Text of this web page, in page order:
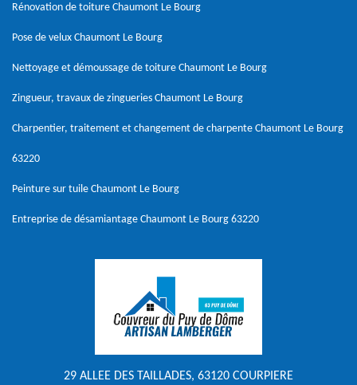
Rénovation de toiture Chaumont Le Bourg
Pose de velux Chaumont Le Bourg
Nettoyage et démoussage de toiture Chaumont Le Bourg
Zingueur, travaux de zingueries Chaumont Le Bourg
Charpentier, traitement et changement de charpente Chaumont Le Bourg
63220
Peinture sur tuile Chaumont Le Bourg
Entreprise de désamiantage Chaumont Le Bourg 63220
29 ALLEE DES TAILLADES, 63120 COURPIERE